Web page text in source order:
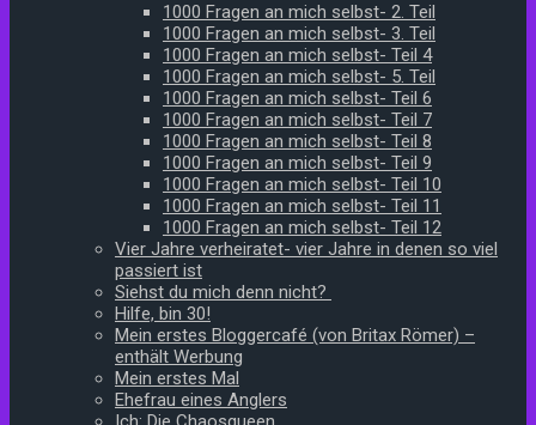
1000 Fragen an mich selbst- 2. Teil
1000 Fragen an mich selbst- 3. Teil
1000 Fragen an mich selbst- Teil 4
1000 Fragen an mich selbst- 5. Teil
1000 Fragen an mich selbst- Teil 6
1000 Fragen an mich selbst- Teil 7
1000 Fragen an mich selbst- Teil 8
1000 Fragen an mich selbst- Teil 9
1000 Fragen an mich selbst- Teil 10
1000 Fragen an mich selbst- Teil 11
1000 Fragen an mich selbst- Teil 12
Vier Jahre verheiratet- vier Jahre in denen so viel
passiert ist
Siehst du mich denn nicht?
Hilfe, bin 30!
Mein erstes Bloggercafé (von Britax Römer) –
enthält Werbung
Mein erstes Mal
Ehefrau eines Anglers